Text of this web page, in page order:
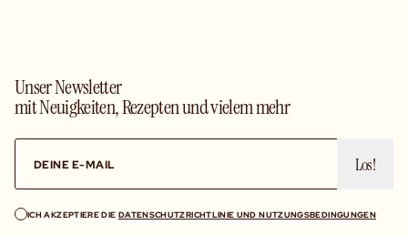
Unser Newsletter
mit Neuigkeiten, Rezepten und vielem mehr
Los!
ICH AKZEPTIERE DIE DATENSCHUTZRICHTLINIE UND NUTZUNGSBEDINGUNGEN